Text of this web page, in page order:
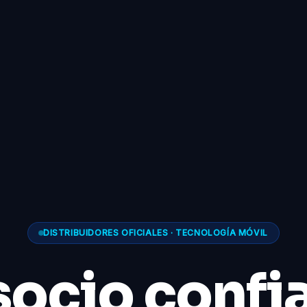
DISTRIBUIDORES OFICIALES · TECNOLOGÍA MÓVIL